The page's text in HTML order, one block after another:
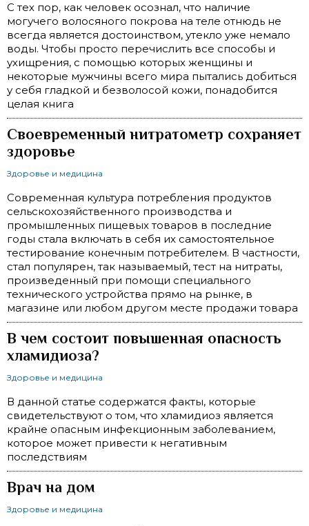
С тех пор, как человек осознал, что наличие
могучего волосяного покрова на теле отнюдь не
всегда является достоинством, утекло уже немало
воды. Чтобы просто перечислить все способы и
ухищрения, с помощью которых женщины и
некоторые мужчины всего мира пытались добиться
у себя гладкой и безволосой кожи, понадобится
целая книга
Своевременный нитратометр сохраняет
здоровье
Здоровье и медицина
Современная культура потребления продуктов
сельскохозяйственного производства и
промышленных пищевых товаров в последние
годы стала включать в себя их самостоятельное
тестирование конечным потребителем. В частности,
стал популярен, так называемый, тест на нитраты,
произведенный при помощи специального
технического устройства прямо на рынке, в
магазине или любом другом месте продажи товара
В чем состоит повышенная опасность
хламидиоза?
Здоровье и медицина
В данной статье содержатся факты, которые
свидетельствуют о том, что хламидиоз является
крайне опасным инфекционным заболеванием,
которое может привести к негативным
последствиям
Врач на дом
Здоровье и медицина